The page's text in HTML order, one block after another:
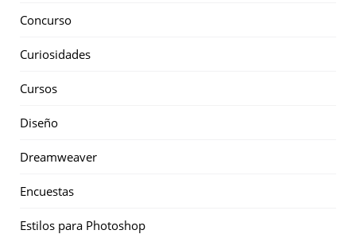
Concurso
Curiosidades
Cursos
Diseño
Dreamweaver
Encuestas
Estilos para Photoshop